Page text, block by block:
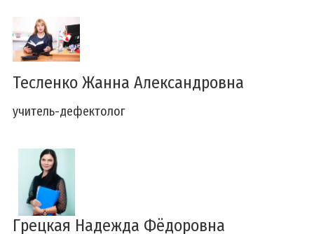
Тесленко Жанна Александровна
учитель-дефектолог
Грецкая Надежда Фёдоровна